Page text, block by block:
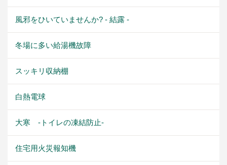
風邪をひいていませんか? - 結露 -
冬場に多い給湯機故障
スッキリ収納棚
白熱電球
大寒 -トイレの凍結防止-
住宅用火災報知機